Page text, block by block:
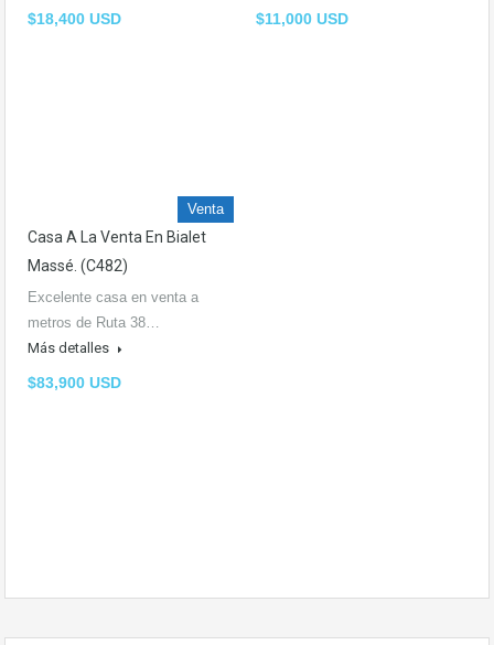
$18,400 USD $11,000 USD
Venta
Casa A La Venta En Bialet
Massé. (C482)
Excelente casa en venta a
metros de Ruta 38…
Más detalles
$83,900 USD